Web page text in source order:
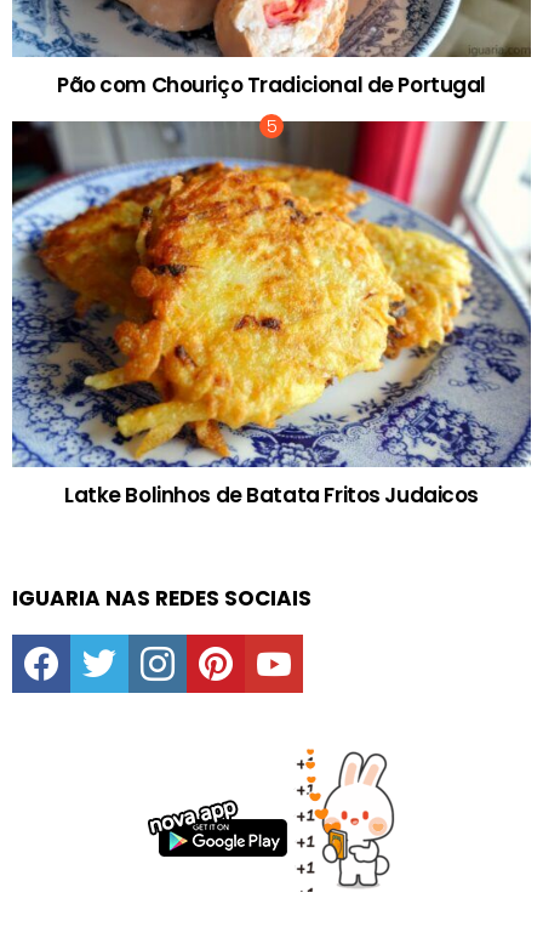
Pão com Chouriço Tradicional de Portugal
Latke Bolinhos de Batata Fritos Judaicos
IGUARIA NAS REDES SOCIAIS
facebooktwitter instagrampinterestyoutube